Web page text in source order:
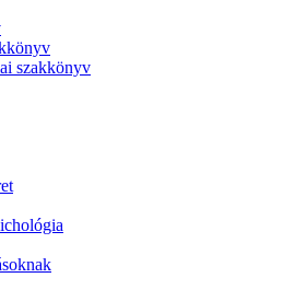
szakkönyv